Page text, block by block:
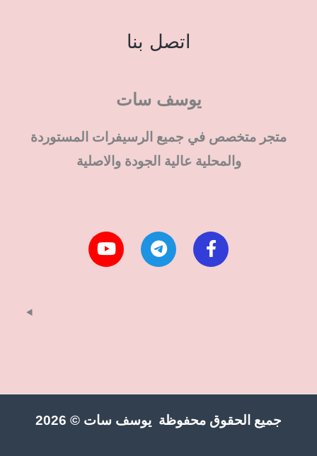
اتصل بنا
يوسف سات
متجر متخصص في جميع الرسيفرات المستوردة
والمحلية عالية الجودة والاصلية
جميع الحقوق محفوظة يوسف سات © 2026